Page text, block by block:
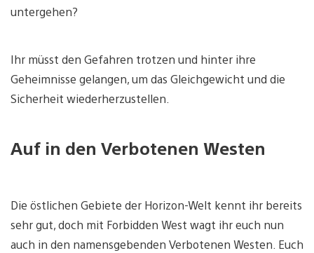
untergehen?
Ihr müsst den Gefahren trotzen und hinter ihre
Geheimnisse gelangen, um das Gleichgewicht und die
Sicherheit wiederherzustellen.
Auf in den Verbotenen Westen
Die östlichen Gebiete der Horizon-Welt kennt ihr bereits
sehr gut, doch mit Forbidden West wagt ihr euch nun
auch in den namensgebenden Verbotenen Westen. Euch